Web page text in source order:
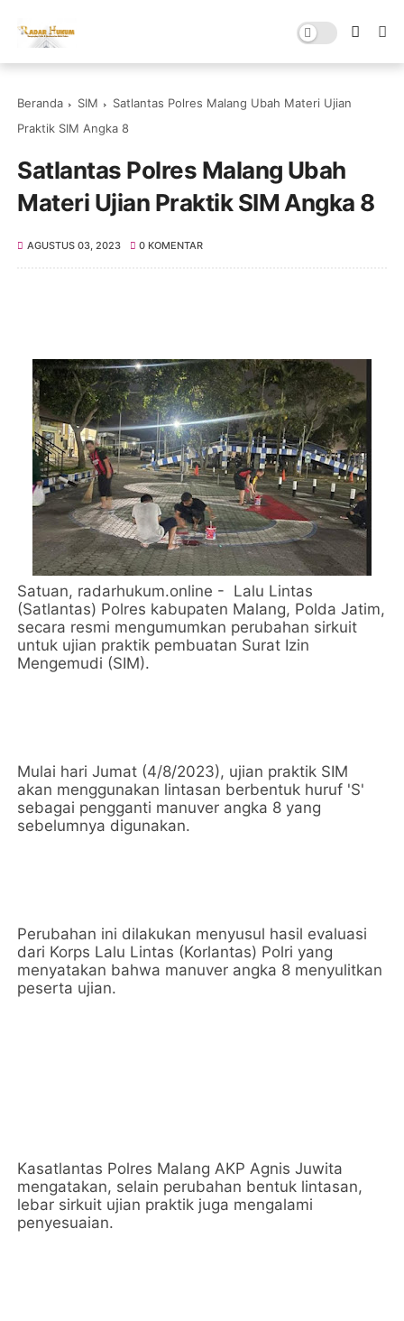
Beranda SIM
Satlantas Polres Malang Ubah Materi Ujian
Praktik SIM Angka 8
Satlantas Polres Malang Ubah
Materi Ujian Praktik SIM Angka 8
AGUSTUS 03, 2023 0 KOMENTAR
Satuan, radarhukum.online - Lalu Lintas
(Satlantas) Polres kabupaten Malang, Polda Jatim,
secara resmi mengumumkan perubahan sirkuit
untuk ujian praktik pembuatan Surat Izin
Mengemudi (SIM).
Mulai hari Jumat (4/8/2023), ujian praktik SIM
akan menggunakan lintasan berbentuk huruf 'S'
sebagai pengganti manuver angka 8 yang
sebelumnya digunakan.
Perubahan ini dilakukan menyusul hasil evaluasi
dari Korps Lalu Lintas (Korlantas) Polri yang
menyatakan bahwa manuver angka 8 menyulitkan
peserta ujian.
Kasatlantas Polres Malang AKP Agnis Juwita
mengatakan, selain perubahan bentuk lintasan,
lebar sirkuit ujian praktik juga mengalami
penyesuaian.